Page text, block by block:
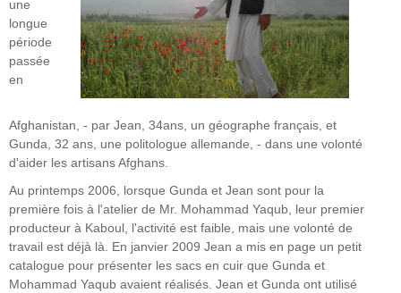
une
longue
période
passée
en
Afghanistan, - par Jean, 34ans, un géographe français, et
Gunda, 32 ans, une politologue allemande, - dans une volonté
d'aider les artisans Afghans.
Au printemps 2006, lorsque Gunda et Jean sont pour la
première fois à l'atelier de Mr. Mohammad Yaqub, leur premier
producteur à Kaboul, l'activité est faible, mais une volonté de
travail est déjà là. En janvier 2009 Jean a mis en page un petit
catalogue pour présenter les sacs en cuir que Gunda et
Mohammad Yaqub avaient réalisés. Jean et Gunda ont utilisé